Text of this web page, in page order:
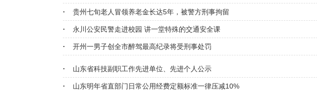
贵州七旬老人冒领养老金长达5年，被警方刑事拘留
永川公安民警走进校园 讲一堂特殊的交通安全课
开州一男子创全市醉驾最高纪录将受刑事处罚
山东省科技副职工作先进单位、先进个人公示
山东明年省直部门日常公用经费定额标准一律压减10%